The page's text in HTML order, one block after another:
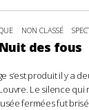
NON CLASSÉ
des fous
s’est produit il y a
Le silence
fermées fut